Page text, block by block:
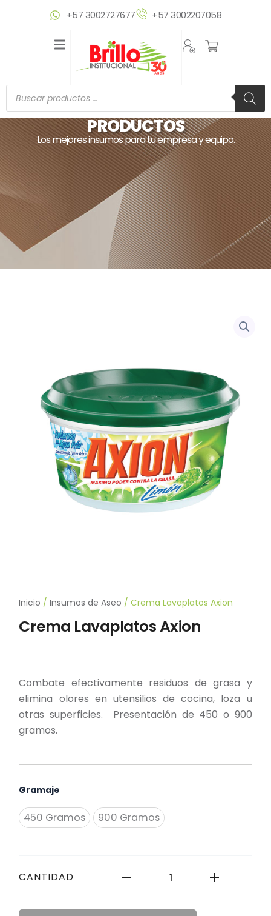
+57 3002727677 +57 3002207058
de
productos
PRODUCTOS
Los mejores insumos para tu empresa y equipo.
Inicio /Insumos de Aseo / Crema Lavaplatos Axion
Crema Lavaplatos Axion
Combate efectivamente residuos de grasa y
elimina olores en utensilios de cocina, loza u
otras superficies. Presentación de 450 o 900
gramos.
Gramaje
450 Gramos 900 Gramos
CANTIDAD
cantidad